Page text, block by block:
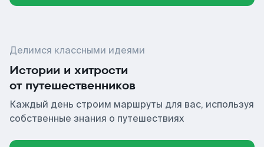
Делимся классными идеями
Истории и хитрости
от путешественников
Каждый день строим маршруты для вас, используя
собственные знания о путешествиях